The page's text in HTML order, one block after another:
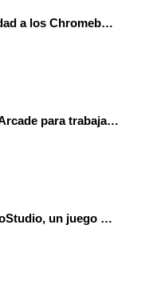
Dale una oportunidad a los Chromebooks y utiliza un proyector para realizar talleres si no tienes pantallas táctiles
Instala MakeCode Arcade para trabajar offline en tu tablet, ordenador, Chromebook
Programa con OctoStudio, un juego homenajeando al House of the dead con Zombies